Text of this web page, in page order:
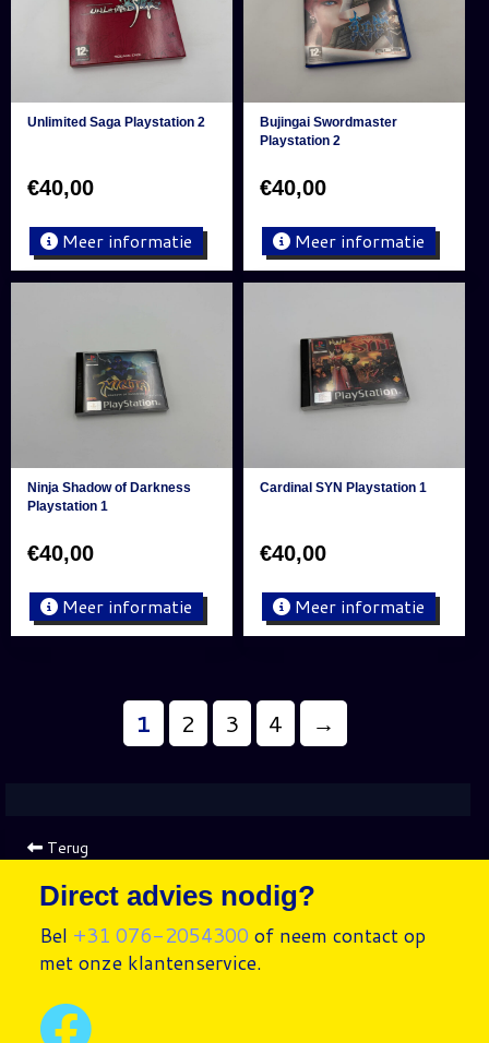
Unlimited Saga Playstation 2
€40,00
Meer informatie
Bujingai Swordmaster
Playstation 2
€40,00
Meer informatie
Ninja Shadow of Darkness
Playstation 1
€40,00
Meer informatie
Cardinal SYN Playstation 1
€40,00
Meer informatie
1 2 3 4 →
Terug
Direct advies nodig?
Bel +31 076-2054300 of neem contact op
met onze klantenservice.